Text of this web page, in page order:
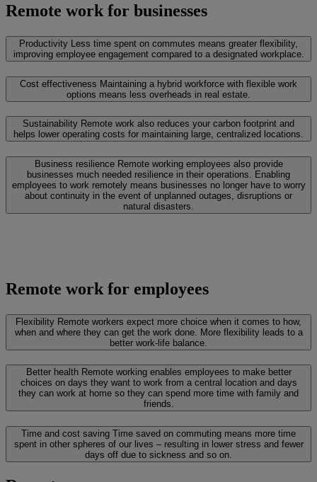
Remote work for businesses
Productivity Less time spent on commutes means greater flexibility,
improving employee engagement compared to a designated workplace.
Cost effectiveness Maintaining a hybrid workforce with flexible work
options means less overheads in real estate.
Sustainability Remote work also reduces your carbon footprint and
helps lower operating costs for maintaining large, centralized locations.
Business resilience Remote working employees also provide
businesses much needed resilience in their operations. Enabling
employees to work remotely means businesses no longer have to worry
about continuity in the event of unplanned outages, disruptions or
natural disasters.
Remote work for employees
Flexibility Remote workers expect more choice when it comes to how,
when and where they can get the work done. More flexibility leads to a
better work-life balance.
Better health Remote working enables employees to make better
choices on days they want to work from a central location and days
they can work at home so they can spend more time with family and
friends.
Time and cost saving Time saved on commuting means more time
spent in other spheres of our lives – resulting in lower stress and fewer
days off due to sickness and so on.